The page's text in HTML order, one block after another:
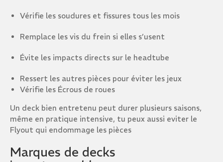
Vérifie les soudures et fissures tous les mois
Remplace les vis du frein si elles s’usent
Évite les impacts directs sur le headtube
Ressert les autres pièces pour éviter les jeux
Vérifie les Écrous de roues
Un deck bien entretenu peut durer plusieurs saisons,
même en pratique intensive, tu peux aussi eviter le
Flyout qui endommage les pièces
Marques de decks